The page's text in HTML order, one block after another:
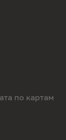
по картам